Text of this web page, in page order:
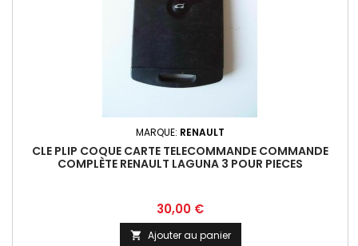
MARQUE: RENAULT
CLE PLIP COQUE CARTE TELECOMMANDE COMMANDE
COMPLÈTE RENAULT LAGUNA 3 POUR PIECES
Prix
30,00 €
 Ajouter au panier